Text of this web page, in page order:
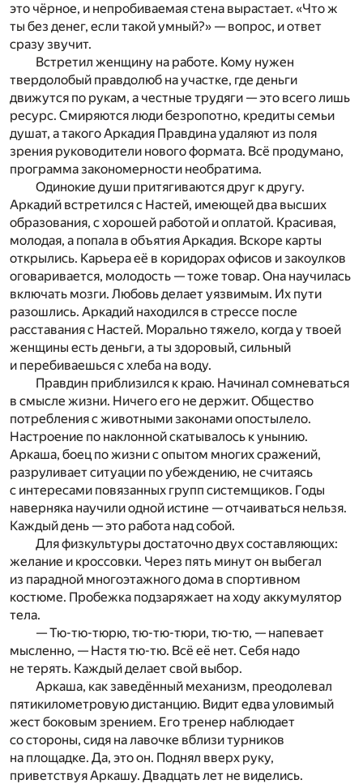
это чёрное, и непробиваемая стена вырастает. «Что ж
ты без денег, если такой умный?» — вопрос, и ответ
сразу звучит.
Встретил женщину на работе. Кому нужен
твердолобый правдолюб на участке, где деньги
движутся по рукам, а честные трудяги — это всего лишь
ресурс. Смиряются люди безропотно, кредиты семьи
душат, а такого Аркадия Правдина удаляют из поля
зрения руководители нового формата. Всё продумано,
программа закономерности необратима.
Одинокие души притягиваются друг к другу.
Аркадий встретился с Настей, имеющей два высших
образования, с хорошей работой и оплатой. Красивая,
молодая, а попала в объятия Аркадия. Вскоре карты
открылись. Карьера её в коридорах офисов и закоулков
оговаривается, молодость — тоже товар. Она научилась
включать мозги. Любовь делает уязвимым. Их пути
разошлись. Аркадий находился в стрессе после
расставания с Настей. Морально тяжело, когда у твоей
женщины есть деньги, а ты здоровый, сильный
и перебиваешься с хлеба на воду.
Правдин приблизился к краю. Начинал сомневаться
в смысле жизни. Ничего его не держит. Общество
потребления с животными законами опостылело.
Настроение по наклонной скатывалось к унынию.
Аркаша, боец по жизни с опытом многих сражений,
разруливает ситуации по убеждению, не считаясь
с интересами повязанных групп системщиков. Годы
наверняка научили одной истине — отчаиваться нельзя.
Каждый день — это работа над собой.
Для физкультуры достаточно двух составляющих:
желание и кроссовки. Через пять минут он выбегал
из парадной многоэтажного дома в спортивном
костюме. Пробежка подзаряжает на ходу аккумулятор
тела.
— Тю-тю-тюрю, тю-тю-тюри, тю-тю, — напевает
мысленно, — Настя тю-тю. Всё её нет. Себя надо
не терять. Каждый делает свой выбор.
Аркаша, как заведённый механизм, преодолевал
пятикилометровую дистанцию. Видит едва уловимый
жест боковым зрением. Его тренер наблюдает
со стороны, сидя на лавочке вблизи турников
на площадке. Да, это он. Поднял вверх руку,
приветствуя Аркашу. Двадцать лет не виделись.